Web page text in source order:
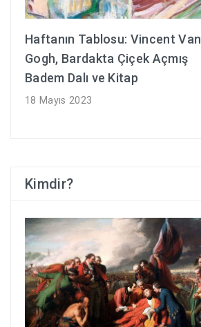
Haftanın Tablosu: Vincent Van
Gogh, Bardakta Çiçek Açmış
Badem Dalı ve Kitap
18 Mayıs 2023
Kimdir?